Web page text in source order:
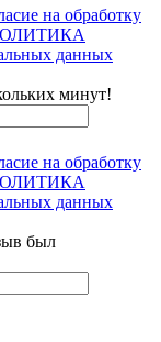
на обработку
данных
минут!
на обработку
данных
был